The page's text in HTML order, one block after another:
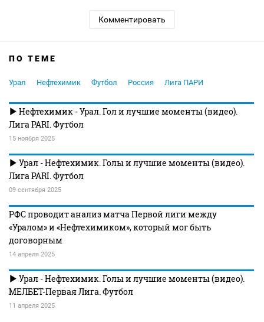
Комментировать
ПО ТЕМЕ
Урал Нефтехимик Футбол Россия Лига ПАРИ
Нефтехимик - Урал. Гол и лучшие моменты (видео).
Лига PARI. Футбол
15 ноября 2025
Урал - Нефтехимик. Голы и лучшие моменты (видео).
Лига PARI. Футбол
09 сентября 2025
РФС проводит анализ матча Первой лиги между
«Уралом» и «Нефтехимиком», который мог быть
договорным
14 апреля 2025
Урал - Нефтехимик. Голы и лучшие моменты (видео).
МЕЛБЕТ-Первая Лига. Футбол
11 апреля 2025